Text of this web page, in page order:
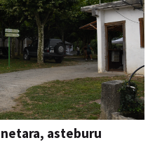
asteburu